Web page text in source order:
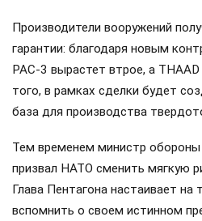
Производители вооружений
гарантии: благодаря новым
PAC-3 вырастет втрое, а
того, в рамках сделки будет
база для производства
Тем временем министр
призвал НАТО сменить мягкую
Глава Пентагона настаивает на
вспомнить о своем истинном